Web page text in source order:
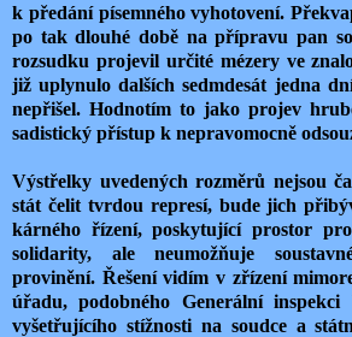
k předání písemného vyhotovení.
po tak dlouhé době na přípravu pan
rozsudku projevil určité mézery ve
již uplynulo dalších sedmdesát jedna
nepřišel. Hodnotím to jako projev
sadistický přístup k nepravomocně
Výstřelky uvedených rozměrů nejsou
stát čelit tvrdou represí, bude jich
kárného řízení, poskytující prostor
solidarity, ale neumožňuje
provinění. Řešení vidím v zřízení
úřadu, podobného Generální inspekci
vyšetřujícího stížnosti na soudce a